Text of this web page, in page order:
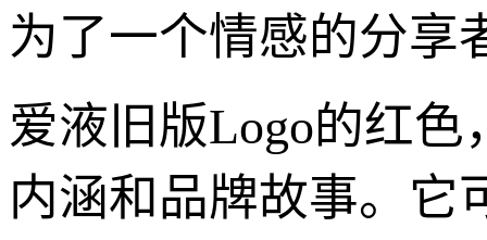
为了一个情感的分享
爱液旧版Logo的红
内涵和品牌故事。它